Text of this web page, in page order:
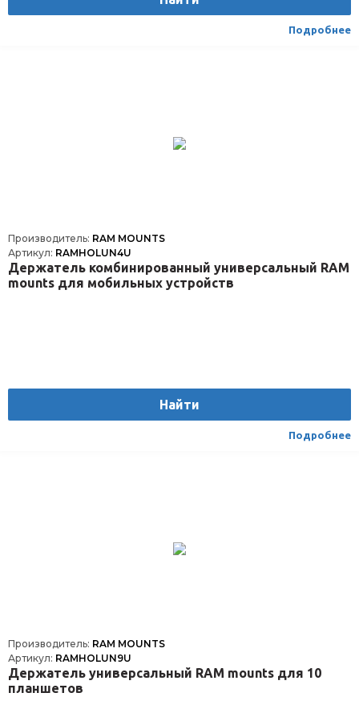
Подробнее
Производитель: RAM MOUNTS
Артикул: RAMHOLUN4U
Держатель комбинированный универсальный RAM
mounts для мобильных устройств
Найти
Подробнее
Производитель: RAM MOUNTS
Артикул: RAMHOLUN9U
Держатель универсальный RAM mounts для 10
планшетов